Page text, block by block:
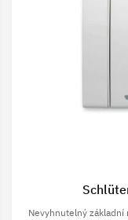
Nevyhnutelný základní